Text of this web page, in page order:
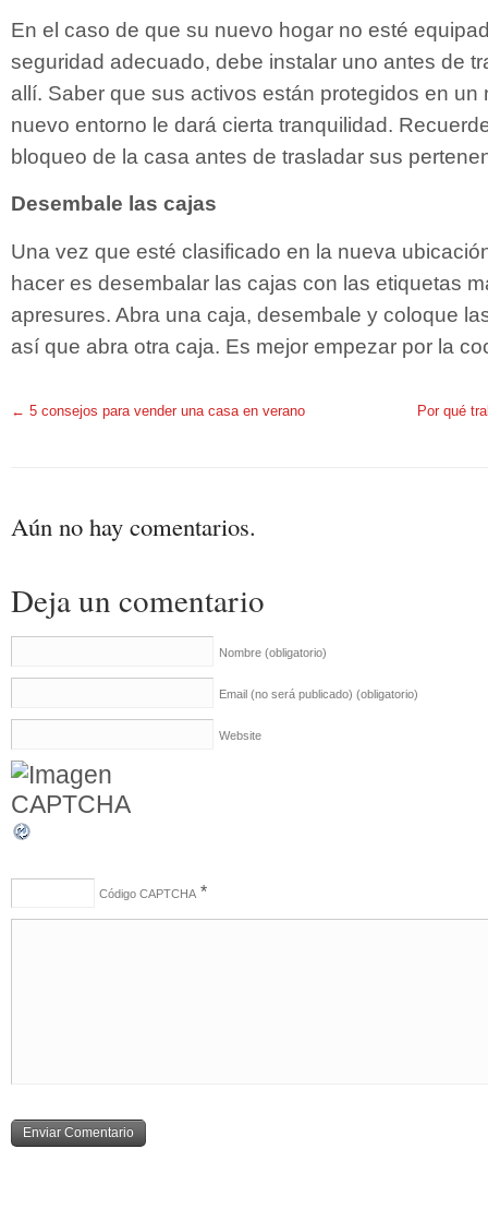
En el caso de que su nuevo hogar no esté
seguridad adecuado, debe instalar uno antes de
allí. Saber que sus activos están protegidos en un
nuevo entorno le dará cierta tranquilidad.
bloqueo de la casa antes de trasladar sus
Desembale las cajas
Una vez que esté clasificado en la nueva
hacer es desembalar las cajas con las etiquetas
apresures. Abra una caja, desembale y coloque
así que abra otra caja. Es mejor empezar por la
← 5 consejos para vender una casa en verano Por qué
Aún no hay comentarios.
Deja un comentario
Nombre (obligatorio)
Email (no será publicado) (obligatorio)
Website
Código CAPTCHA *